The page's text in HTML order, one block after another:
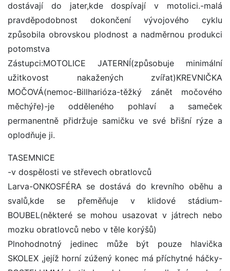
dostávají do jater,kde dospívají v motolici.-malá
pravděpodobnost dokončení vývojového cyklu
způsobila obrovskou plodnost a nadměrnou produkci
potomstva
Zástupci:MOTOLICE JATERNÍ(způsobuje minimální
užitkovost nakažených zvířat)KREVNIČKA
MOČOVÁ(nemoc-Billharióza-těžký zánět močového
měchýře)-je odděleného pohlaví a sameček
permanentně přidržuje samičku ve své břišní rýze a
oplodňuje ji.
TASEMNICE
-v dospělosti ve střevech obratlovců
Larva-ONKOSFÉRA se dostává do krevního oběhu a
svalů,kde se přeměňuje v klidové stádium-
BOUBEL(některé se mohou usazovat v játrech nebo
mozku obratlovců nebo v těle korýšů)
Plnohodnotný jedinec může být pouze hlavička
SKOLEX ,jejíž horní zúžený konec má příchytné háčky-